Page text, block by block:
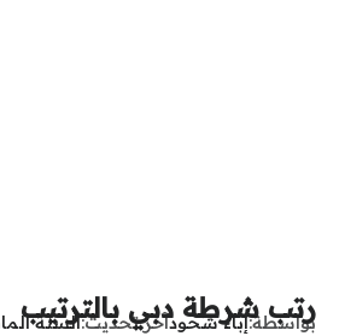
رتب شرطة دبي بالترتيب
بواسطةإباء شحودآخر تحديثالسنة